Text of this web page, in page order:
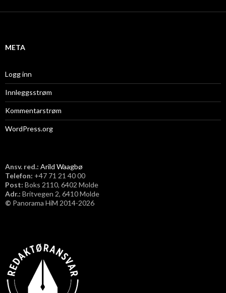
i
META
Logg inn
Innleggsstrøm
Kommentarstrøm
WordPress.org
Ansv. red.: Arild Waagbø
Telefon: ​+47 71 21 40 00
Post: Boks 2110, 6402 Molde
Adr.: Britvegen 2, 6410 Molde
© Panorama HiM 2014-2026